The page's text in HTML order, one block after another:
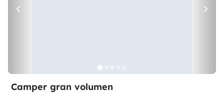
Camper gran volumen